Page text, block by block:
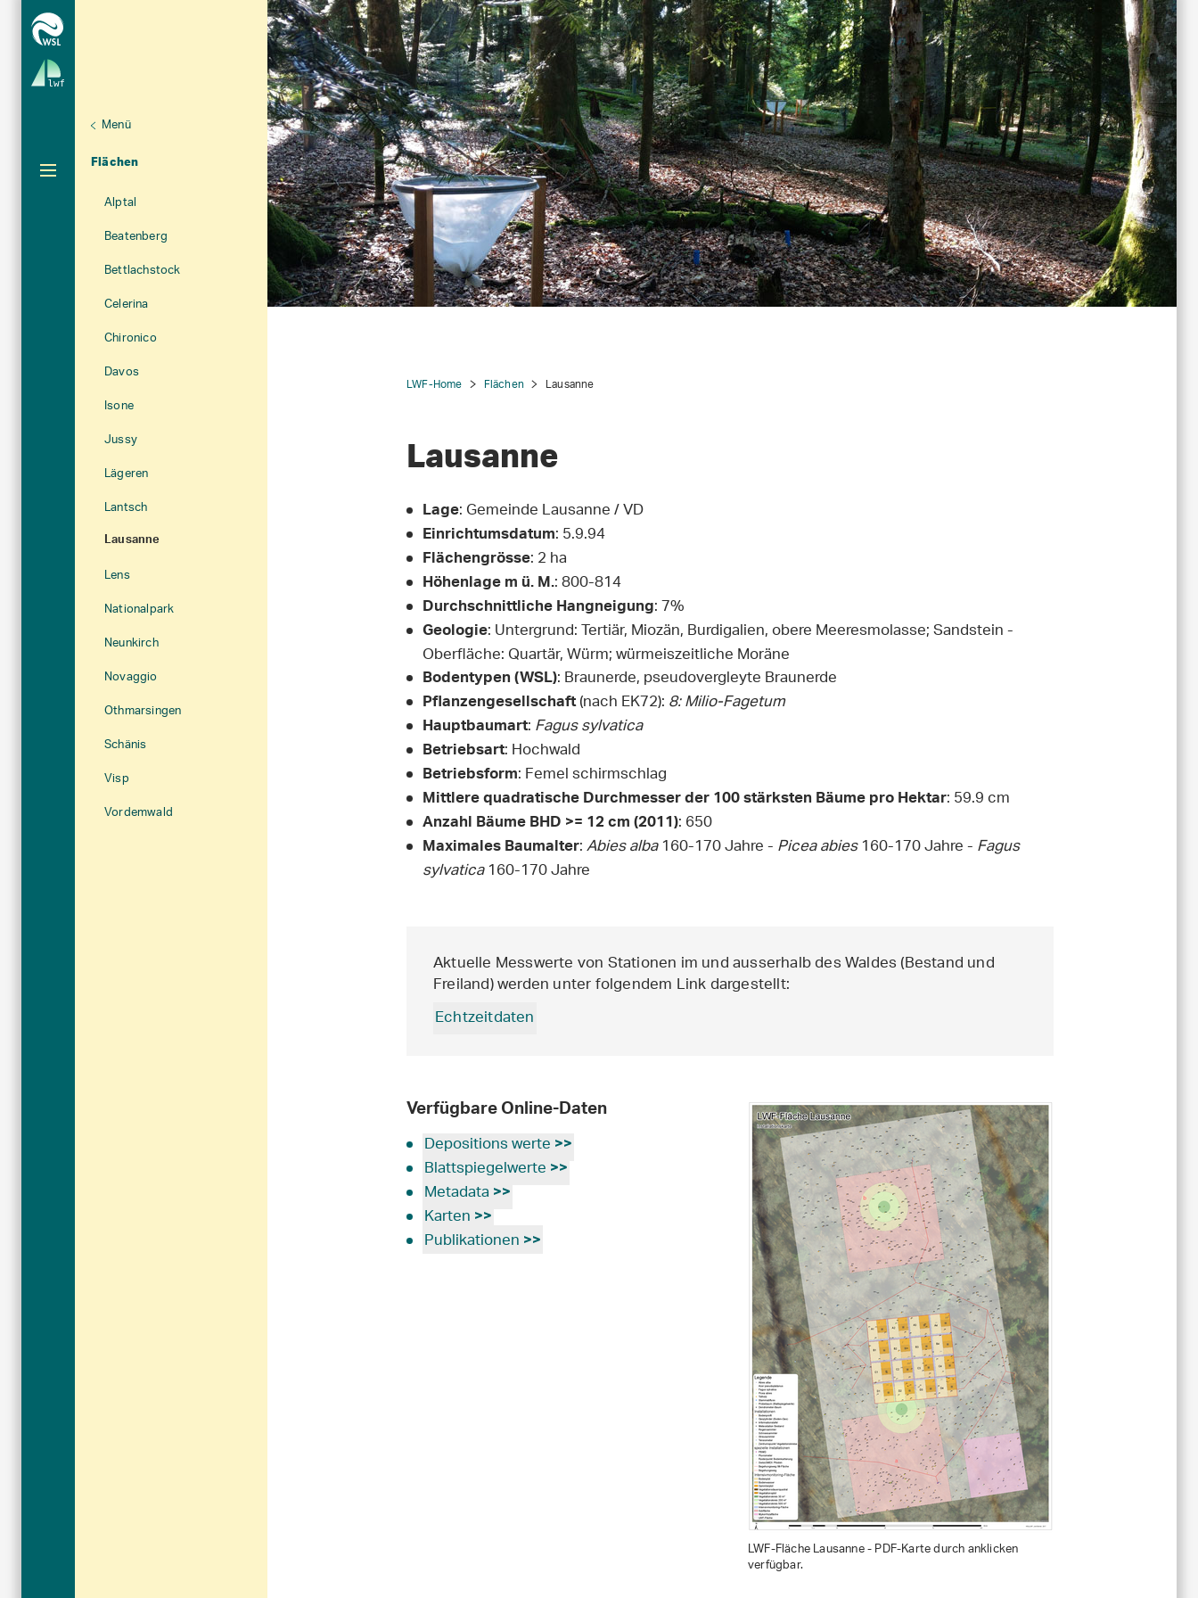
Menü
Flächen
Aktuelle Navigation
Alptal
Beatenberg
Bettlachstock
Celerina
Chironico
Davos
Isone
Jussy
Lägeren
Lantsch
Lausanne
Lens
Nationalpark
Neunkirch
Novaggio
Othmarsingen
Schänis
Visp
Vordemwald
LWF-Home Flächen Lausanne
Lausanne
Lage: Gemeinde Lausanne / VD
Einrichtumsdatum: 5.9.94
Flächengrösse: 2 ha
Höhenlage m ü. M.: 800-814
Durchschnittliche Hangneigung: 7%
Geologie: Untergrund: Tertiär, Miozän, Burdigalien, obere Meeresmolasse; Sandstein -
Oberfläche: Quartär, Würm; würmeiszeitliche Moräne
Bodentypen (WSL): Braunerde, pseudovergleyte Braunerde
Pflanzengesellschaft(nach EK72):8: Milio-Fagetum
Hauptbaumart:Fagus sylvatica
Betriebsart: Hochwald
Betriebsform: Femel schirmschlag
Mittlere quadratische Durchmesser der 100 stärksten Bäume pro Hektar: 59.9 cm
Anzahl Bäume BHD >= 12 cm (2011): 650
Maximales Baumalter:Abies alba160-170 Jahre -Picea abies160-170 Jahre -Fagus
sylvatica160-170 Jahre
Aktuelle Messwerte von Stationen im und ausserhalb des Waldes (Bestand und
Freiland) werden unter folgendem Link dargestellt:
Echtzeitdaten
LWF-Fläche Lausanne - PDF-Karte durch anklicken
verfügbar.
Verfügbare Online-Daten
Depositionswerte>>
Blattspiegelwerte>>
Metadata>>
Karten>>
Publikationen>>